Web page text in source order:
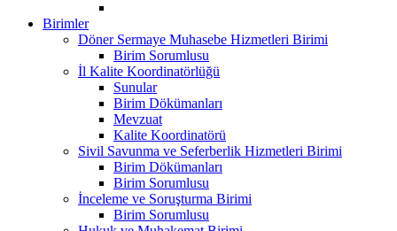
Birimler
Döner Sermaye Muhasebe Hizmetleri Birimi
Birim Sorumlusu
İl Kalite Koordinatörlüğü
Sunular
Birim Dökümanları
Mevzuat
Kalite Koordinatörü
Sivil Savunma ve Seferberlik Hizmetleri Birimi
Birim Dökümanları
Birim Sorumlusu
İnceleme ve Soruşturma Birimi
Birim Sorumlusu